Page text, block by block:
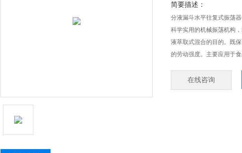
简要描述：
分液漏斗水平往复式振荡
科学实用的机械振荡机构
液萃取式混合的目的。既
的劳动强度。主要应用于
在线咨询